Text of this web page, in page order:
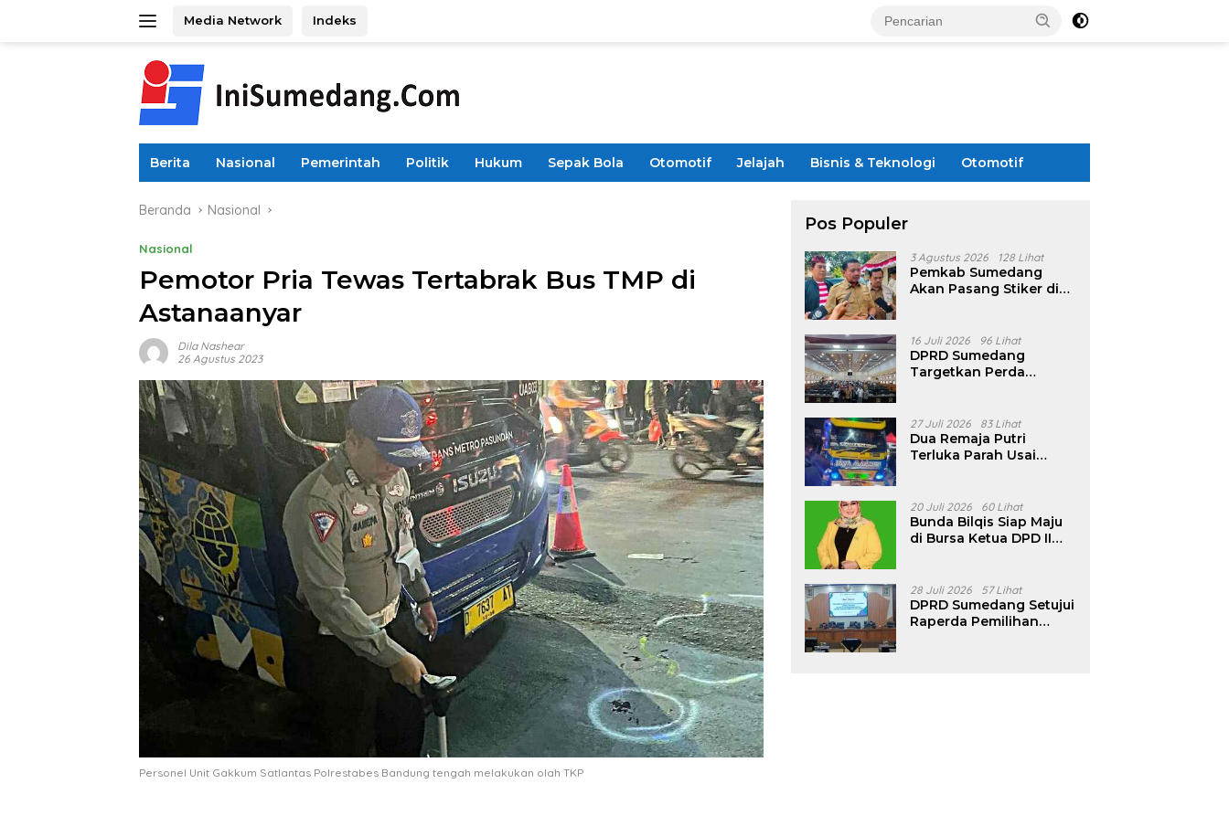
Media Network Indeks
Berita Nasional Pemerintah Politik Hukum Sepak Bola Otomotif Jelajah Bisnis & Teknologi Otomotif
Beranda Nasional
Nasional
Pemotor Pria Tewas Tertabrak Bus TMP di
Astanaanyar
Dila Nashear
26 Agustus 2023
Personel Unit Gakkum Satlantas Polrestabes Bandung tengah melakukan olah TKP
Pos Populer
3 Agustus 2026 128 Lihat
Pemkab Sumedang
Akan Pasang Stiker di
16 Juli 2026 96 Lihat
DPRD Sumedang
Targetkan Perda
Pencalonan Diperjelas
27 Juli 2026 83 Lihat
Dua Remaja Putri
Terluka Parah Usai
Tanjungsari Sumedang
20 Juli 2026 60 Lihat
Bunda Bilqis Siap Maju
di Bursa Ketua DPD II
28 Juli 2026 57 Lihat
DPRD Sumedang Setujui
Raperda Pemilihan